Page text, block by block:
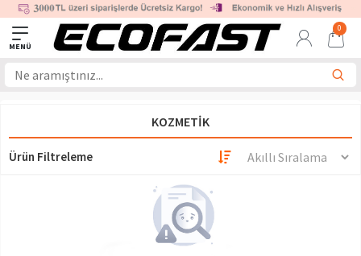
0
KOZMETIK
Ürün Filtreleme